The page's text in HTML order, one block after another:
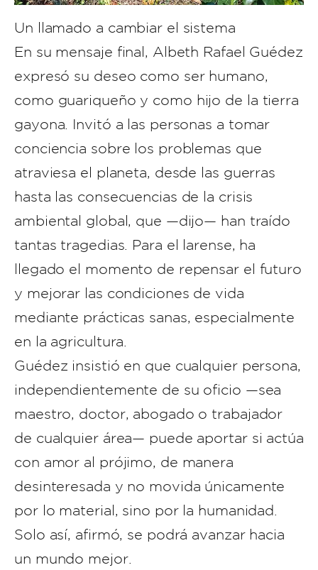
Un llamado a cambiar el sistema
En su mensaje final, Albeth Rafael Guédez
expresó su deseo como ser humano,
como guariqueño y como hijo de la tierra
gayona. Invitó a las personas a tomar
conciencia sobre los problemas que
atraviesa el planeta, desde las guerras
hasta las consecuencias de la crisis
ambiental global, que —dijo— han traído
tantas tragedias. Para el larense, ha
llegado el momento de repensar el futuro
y mejorar las condiciones de vida
mediante prácticas sanas, especialmente
en la agricultura.
Guédez insistió en que cualquier persona,
independientemente de su oficio —sea
maestro, doctor, abogado o trabajador
de cualquier área— puede aportar si actúa
con amor al prójimo, de manera
desinteresada y no movida únicamente
por lo material, sino por la humanidad.
Solo así, afirmó, se podrá avanzar hacia
un mundo mejor.